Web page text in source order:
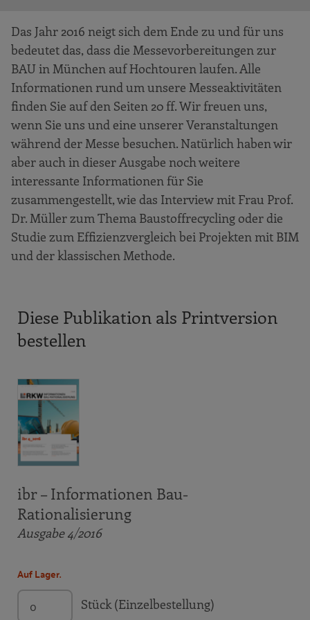
Das Jahr 2016 neigt sich dem Ende zu und für uns
bedeutet das, dass die Messevorbereitungen zur
BAU in München auf Hochtouren laufen. Alle
Informationen rund um unsere Messeaktivitäten
finden Sie auf den Seiten 20 ff. Wir freuen uns,
wenn Sie uns und eine unserer Veranstaltungen
während der Messe besuchen. Natürlich haben wir
aber auch in dieser Ausgabe noch weitere
interessante Informationen für Sie
zusammengestellt, wie das Interview mit Frau Prof.
Dr. Müller zum Thema Baustoffrecycling oder die
Studie zum Effizienzvergleich bei Projekten mit BIM
und der klassischen Methode.
Diese Publikation als Printversion
bestellen
ibr – Informationen Bau-
Rationalisierung
Ausgabe 4/2016
Auf Lager.
Stück (Einzelbestellung)